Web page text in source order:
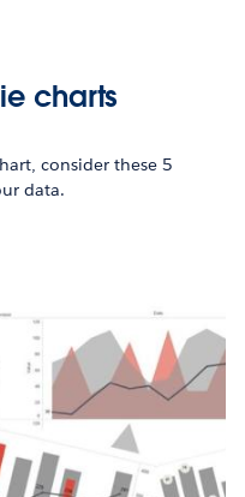
charts
consider these 5
data.